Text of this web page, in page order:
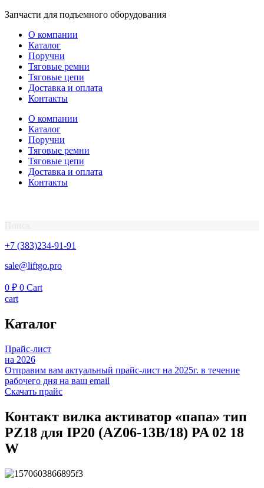
Перейти
содержимому
Запчасти для подъемного оборудования
О компании
Каталог
Поручни
Тяговые ремни
Тяговые цепи
Доставка и оплата
Контакты
О компании
Каталог
Поручни
Тяговые ремни
Тяговые цепи
Доставка и оплата
Контакты
+7 (383)234-91-91
sale@liftgo.pro
0 ₽ 0 Cart
cart
Каталог
Прайс-лист
на 2026
Отправим вам актуальный прайс-лист на 2025г. в течение
рабочего дня на ваш email
Скачать прайс
Контакт вилка активатор «папа» тип
PZ18 для IP20 (AZ06-13B/18) PA 02 18
W